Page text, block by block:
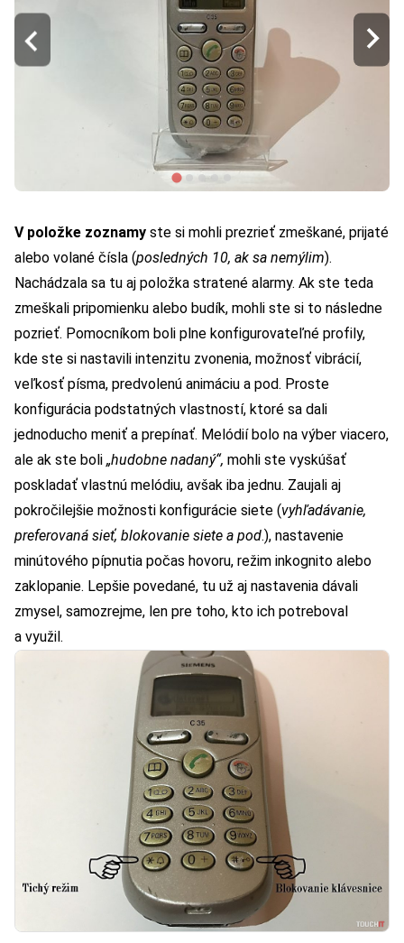
V položke zoznamy ste si mohli prezrieť zmeškané, prijaté
alebo volané čísla (posledných 10, ak sa nemýlim).
Nachádzala sa tu aj položka stratené alarmy. Ak ste teda
zmeškali pripomienku alebo budík, mohli ste si to následne
pozrieť. Pomocníkom boli plne konfigurovateľné profily,
kde ste si nastavili intenzitu zvonenia, možnosť vibrácií,
veľkosť písma, predvolenú animáciu a pod. Proste
konfigurácia podstatných vlastností, ktoré sa dali
jednoducho meniť a prepínať. Melódií bolo na výber viacero,
ale ak ste boli „hudobne nadaný“, mohli ste vyskúšať
poskladať vlastnú melódiu, avšak iba jednu. Zaujali aj
pokročilejšie možnosti konfigurácie siete (vyhľadávanie,
preferovaná sieť, blokovanie siete a pod.), nastavenie
minútového pípnutia počas hovoru, režim inkognito alebo
zaklopanie. Lepšie povedané, tu už aj nastavenia dávali
zmysel, samozrejme, len pre toho, kto ich potreboval
a využil.